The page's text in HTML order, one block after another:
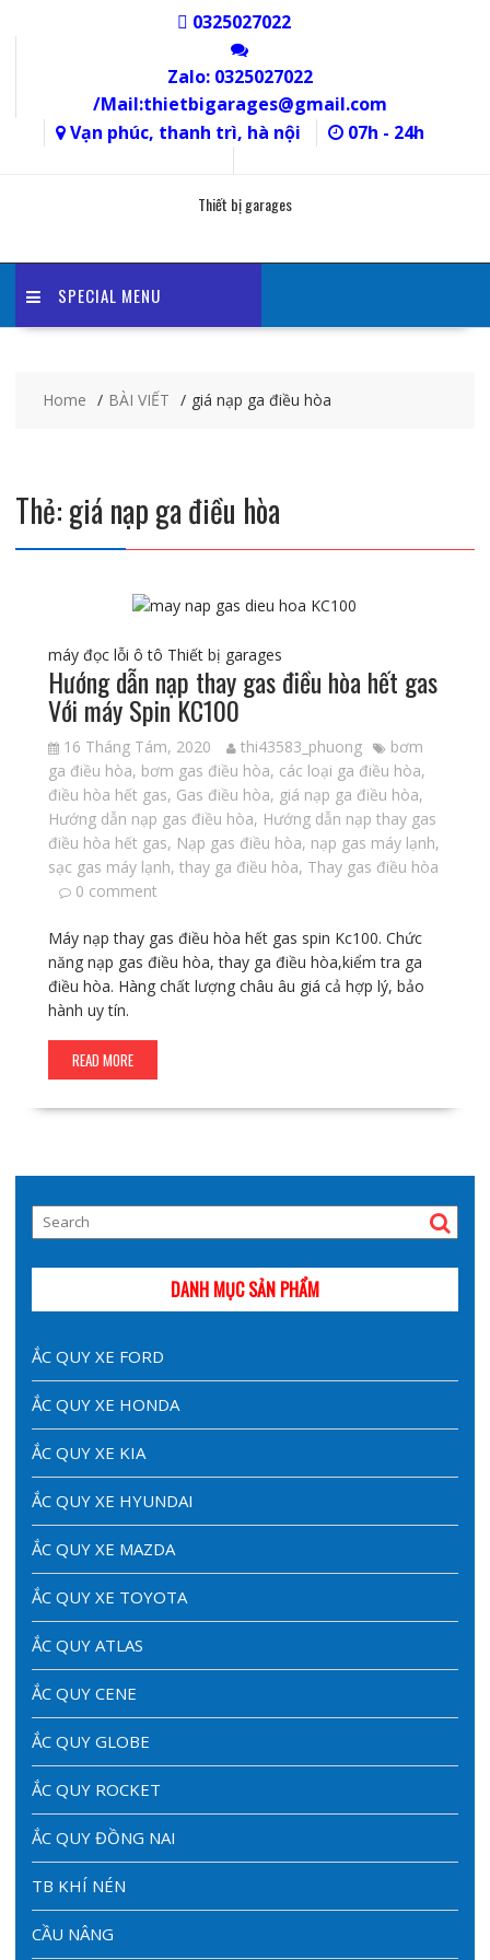
0325027022
Zalo: 0325027022
/Mail:thietbigarages@gmail.com
Vạn phúc, thanh trì, hà nội
07h - 24h
Thiết bị garages
SPECIAL MENU
Home BÀI VIẾT giá nạp ga điều hòa
Thẻ:giá nạp ga điều hòa
máy đọc lỗi ô tô Thiết bị garages
Hướng dẫn nạp thay gas điều hòa hết gas
Với máy Spin KC100
16 Tháng Tám, 2020 thi43583_phuong
bơm
ga điều hòa, bơm gas điều hòa, các loại ga điều hòa,
điều hòa hết gas, Gas điều hòa, giá nạp ga điều hòa,
Hướng dẫn nạp gas điều hòa, Hướng dẫn nạp thay gas
điều hòa hết gas, Nạp gas điều hòa, nạp gas máy lạnh,
sạc gas máy lạnh, thay ga điều hòa, Thay gas điều hòa
0 comment
Máy nạp thay gas điều hòa hết gas spin Kc100. Chức
năng nạp gas điều hòa, thay ga điều hòa,kiểm tra ga
điều hòa. Hàng chất lượng châu âu giá cả hợp lý, bảo
hành uy tín.
READ MORE
DANH MỤC SẢN PHẨM
ẮC QUY XE FORD
ẮC QUY XE HONDA
ẮC QUY XE KIA
ẮC QUY XE HYUNDAI
ẮC QUY XE MAZDA
ẮC QUY XE TOYOTA
ẮC QUY ATLAS
ẮC QUY CENE
ẮC QUY GLOBE
ẮC QUY ROCKET
ẮC QUY ĐỒNG NAI
TB KHÍ NÉN
CẦU NÂNG